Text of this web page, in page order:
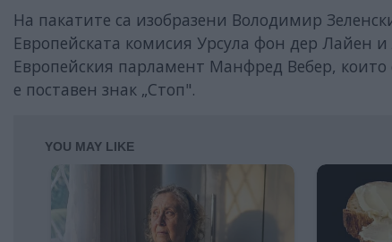
На пакатите са изобразени Володимир
Европейската комисия Урсула фон дер Лайен
Европейския парламент Манфред Вебер,
е поставен знак „Стоп".